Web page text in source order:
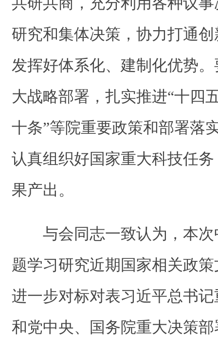
研究和集体决策，协力打通
发挥好体系化、建制化优势
大战略部署，扎实推进“十四
十条”等院重要政策和部署落
认真组织好国家重大科技任
果产出。
与会同志一致认为，本次
题学习研究近期国家相关政
进一步对标对表习近平总书
和党中央、国务院重大决策